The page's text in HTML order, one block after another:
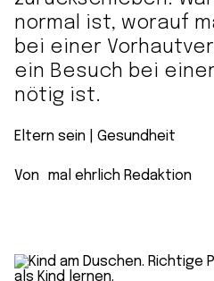
normal ist, worauf
bei einer
ein Besuch bei
nötig ist.
Eltern sein Gesundheit
Von mal ehrlich Redaktion